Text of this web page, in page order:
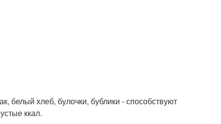
белый хлеб, булочки, бублики - способствуют
ккал.